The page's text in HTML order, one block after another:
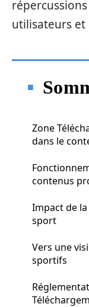
utilisateurs et
Zone
dans le
contenus
Impact de
sport
Vers une
sportifs